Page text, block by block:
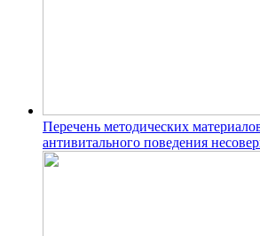
Перечень методических
антивитального поведения